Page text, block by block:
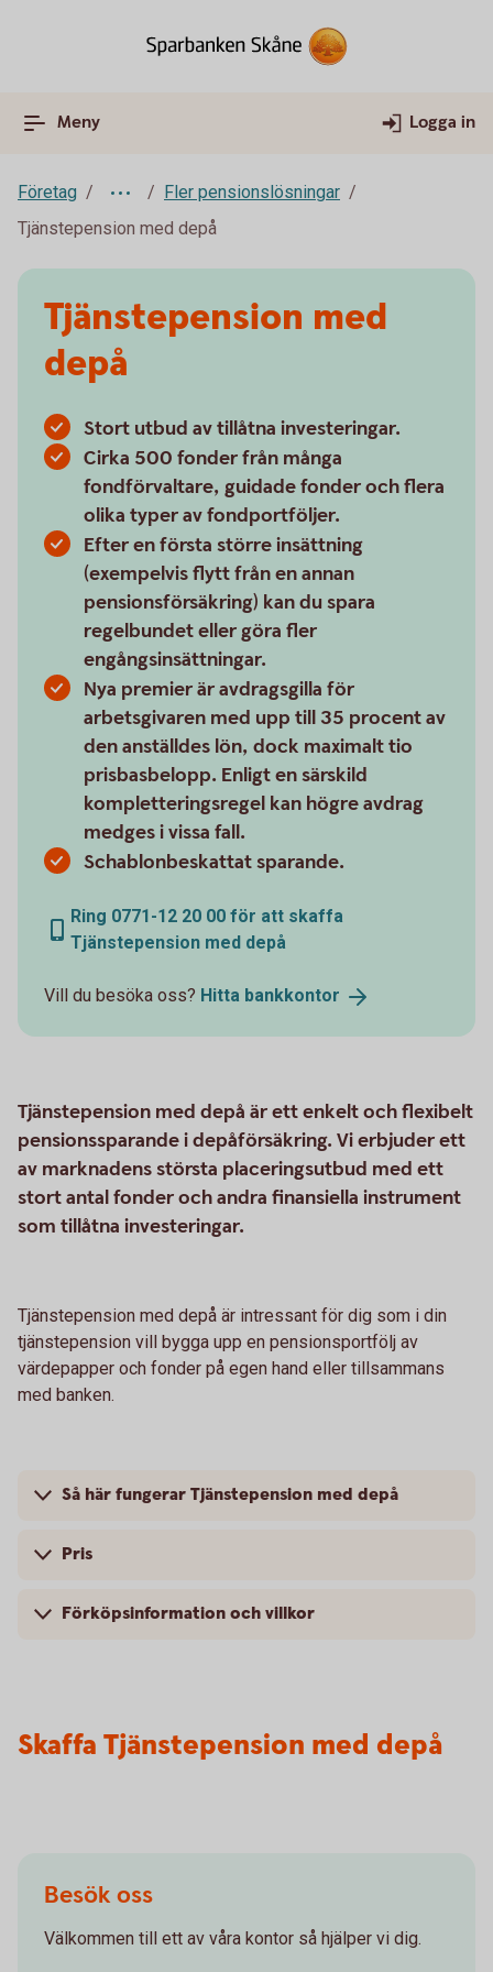
Meny Logga in
Företag
Fler pensionslösningar
Tjänstepension med depå
Tjänstepension med
depå
Stort utbud av tillåtna investeringar.
Cirka 500 fonder från många
fondförvaltare, guidade fonder och flera
olika typer av fondportföljer.
Efter en första större insättning
(exempelvis flytt från en annan
pensionsförsäkring) kan du spara
regelbundet eller göra fler
engångsinsättningar.
Nya premier är avdragsgilla för
arbetsgivaren med upp till 35 procent av
den anställdes lön, dock maximalt tio
prisbasbelopp. Enligt en särskild
kompletteringsregel kan högre avdrag
medges i vissa fall.
Schablonbeskattat sparande.
Ring 0771-12 20 00 för att skaffa
Tjänstepension med depå
Vill du besöka oss? Hitta bankkontor
Tjänstepension med depå är ett enkelt och flexibelt
pensionssparande i depåförsäkring. Vi erbjuder ett
av marknadens största placeringsutbud med ett
stort antal fonder och andra finansiella instrument
som tillåtna investeringar.
Tjänstepension med depå är intressant för dig som i din
tjänstepension vill bygga upp en pensionsportfölj av
värdepapper och fonder på egen hand eller tillsammans
med banken.
Så här fungerar Tjänstepension med depå
Pris
Förköpsinformation och villkor
Skaffa Tjänstepension med depå
Besök oss
Välkommen till ett av våra kontor så hjälper vi dig.